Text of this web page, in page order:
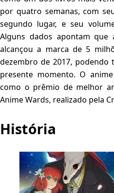
por quatro semanas, com
segundo lugar, e seu
Alguns dados apontam
alcançou a marca de 5
dezembro de 2017,
presente momento. O
como o prêmio de melhor
Anime Wards, realizado pela
História